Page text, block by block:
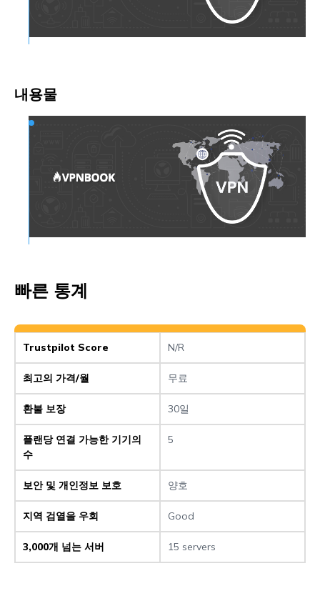
간단한 사용법
VPNBook 호환성
내용물
간단한 사용법
VPNBook 호환성
VPNBook 사용 후기
가격 및 결제 옵션
결론
Frequently Asked Questions (FAQs)
빠른 통계
Trustpilot Score N/R
최고의 가격/월 무료
환불 보장 30일
플랜당 연결 가능한 기기의
수
5
보안 및 개인정보 보호 양호
지역 검열을 우회 Good
3,000개 넘는 서버 15 servers